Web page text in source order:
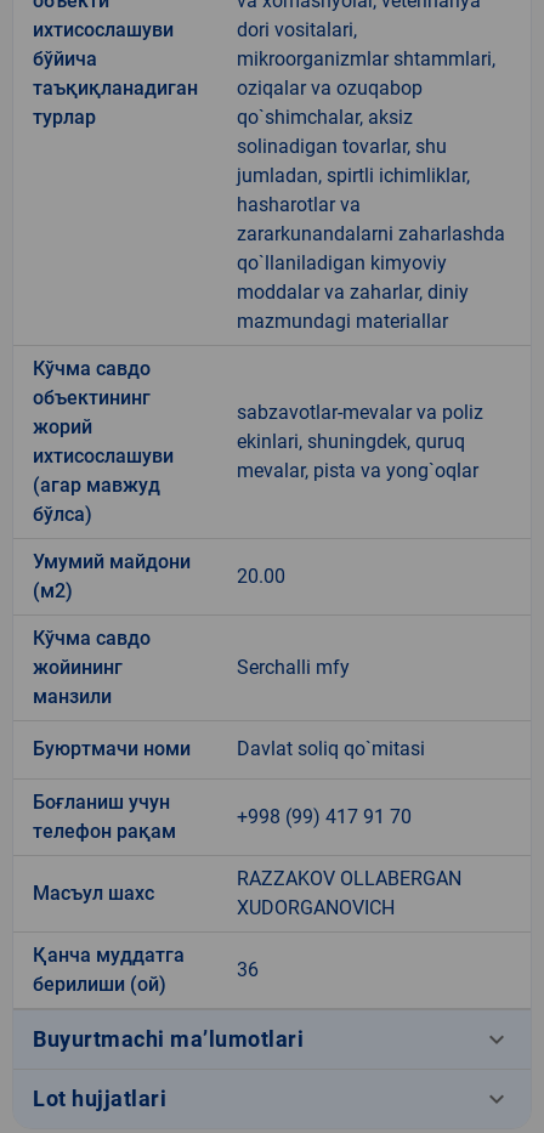
ихтисослашуви
бўйича
таъқиқланадиган
турлар
dori vositalari,
mikroorganizmlar shtammlari,
oziqalar va ozuqabop
qo`shimchalar, aksiz
solinadigan tovarlar, shu
jumladan, spirtli ichimliklar,
hasharotlar va
zararkunandalarni zaharlashda
qo`llaniladigan kimyoviy
moddalar va zaharlar, diniy
mazmundagi materiallar
Кўчма савдо
объектининг
жорий
ихтисослашуви
(агар мавжуд
бўлса)
sabzavotlar-mevalar va poliz
ekinlari, shuningdek, quruq
mevalar, pista va yong`oqlar
Умумий майдони
(м2)
20.00
Кўчма савдо
жойининг
манзили
Serchalli mfy
Буюртмачи номи Davlat soliq qo`mitasi
Боғланиш учун
телефон рақам
+998 (99) 417 91 70
Масъул шахс
RAZZAKOV OLLABERGAN
XUDORGANOVICH
Қанча муддатга
берилиши (ой)
36
Buyurtmachi ma’lumotlari keyboard_arrow_down
Lot hujjatlari keyboard_arrow_down